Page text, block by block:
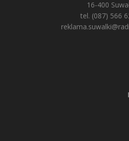
16-400
tel. (087) 566